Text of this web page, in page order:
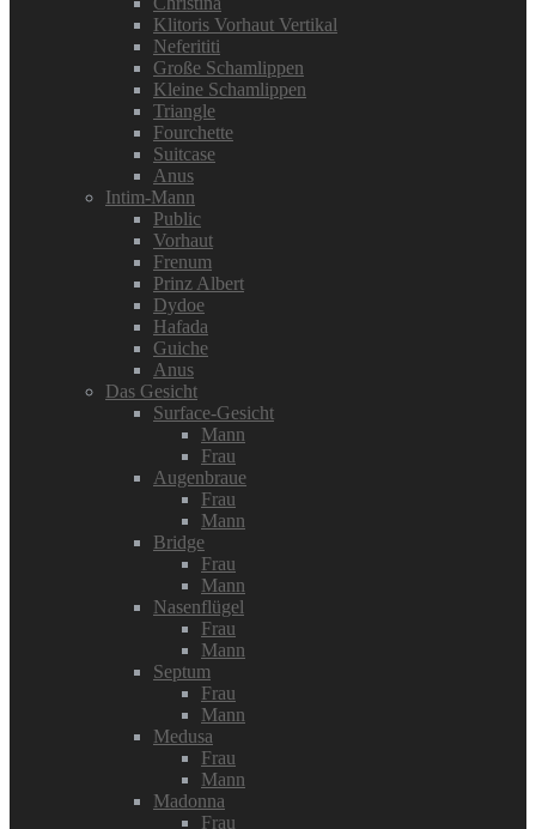
Klitoris Vorhaut Vertikal
Neferititi
Große Schamlippen
Kleine Schamlippen
Triangle
Fourchette
Suitcase
Anus
Intim-Mann
Public
Vorhaut
Frenum
Prinz Albert
Dydoe
Hafada
Guiche
Anus
Das Gesicht
Surface-Gesicht
Mann
Frau
Augenbraue
Frau
Mann
Bridge
Frau
Mann
Nasenflügel
Frau
Mann
Septum
Frau
Mann
Medusa
Frau
Mann
Madonna
Frau